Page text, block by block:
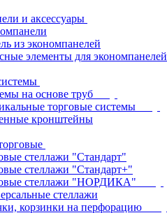
и аксессуары
из экономпанелей
элементы для экономпанелей
на основе труб
торговые системы
кронштейны
стеллажи "Стандарт"
стеллажи "Стандарт+"
стеллажи "НОРДИКА"
стеллажи
корзинки на перфорацию